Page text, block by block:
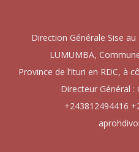
Direction Générale Sise
LUMUMBA,
Province de l’Ituri en RDC, à
Directeur Général :
+243812494416